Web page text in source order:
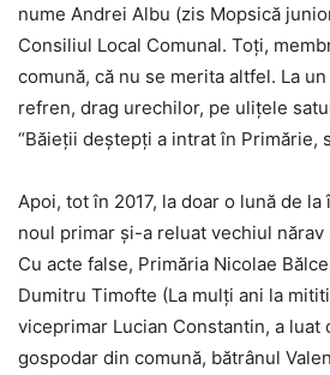
nume Andrei Albu (zis Mopsică
Consiliul Local Comunal. Toți,
comună, că nu se merita altfel. La
refren, drag urechilor, pe uliţele
“Băieții deștepți a intrat în Primărie,
Apoi, tot în 2017, la doar o lună de
noul primar și-a reluat vechiul
Cu acte false, Primăria Nicolae
Dumitru Timofte (La mulţi ani la
viceprimar Lucian Constantin, a luat
gospodar din comună, bătrânul